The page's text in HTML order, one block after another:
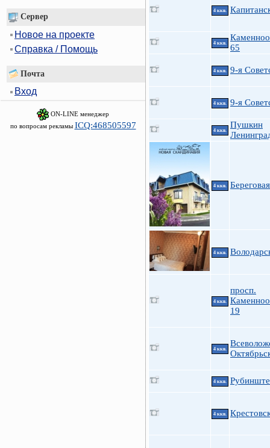
Сервер
Новое на проекте
Справка / Помощь
Почта
Вход
ON-LINE менеджер
по вопросам рекламы ICQ:468505597
4 ккв.
4 ккв.
65
4 ккв. 9-я
4 ккв. 9-я
4 ккв.
Пушкин
4 ккв. Береговая
4 ккв.
4 ккв.
просп.
19
4 ккв.
4 ккв.
4 ккв.